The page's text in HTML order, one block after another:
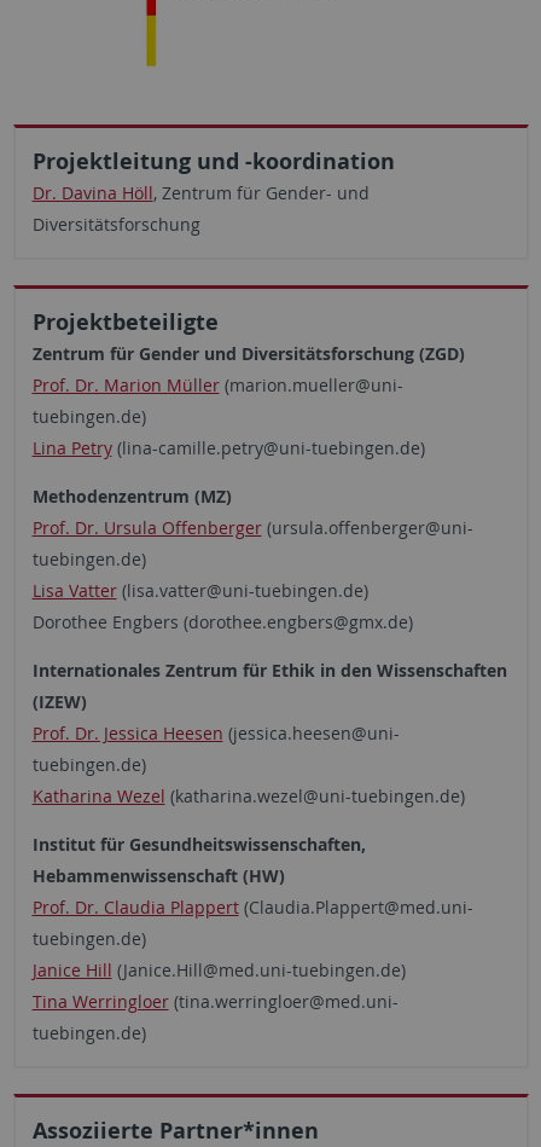
Projektleitung und -koordination
Dr. Davina Höll, Zentrum für Gender- und
Diversitätsforschung
Projektbeteiligte
Zentrum für Gender und Diversitätsforschung (ZGD)
Prof. Dr. Marion Müller(marion.mueller@uni-
tuebingen.de)
Lina Petry(lina-camille.petry@uni-tuebingen.de)
Methodenzentrum (MZ)
Prof. Dr. Ursula Offenberger(ursula.offenberger@uni-
tuebingen.de)
Lisa Vatter(lisa.vatter@uni-tuebingen.de)
Dorothee Engbers (dorothee.engbers@gmx.de)
Internationales Zentrum für Ethik in den Wissenschaften
(IZEW)
Prof. Dr. Jessica Heesen (jessica.heesen@uni-
tuebingen.de)
Katharina Wezel (katharina.wezel@uni-tuebingen.de)
Institut für Gesundheitswissenschaften,
Hebammenwissenschaft (HW)
Prof. Dr. Claudia Plappert(Claudia.Plappert@med.uni-
tuebingen.de)
Janice Hill (Janice.Hill@med.uni-tuebingen.de)
Tina Werringloer(tina.werringloer@med.uni-
tuebingen.de)
Assoziierte Partner*innen